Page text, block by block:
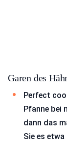
Garen des
Perfect
Pfanne bei
dann das
Sie es